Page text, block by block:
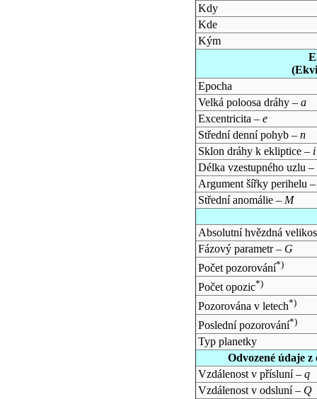
Kdy
Kde
Kým
Epocha
Velká poloosa dráhy – a
Excentricita – e
Střední denní pohyb – n
Sklon dráhy k ekliptice – i
Délka vzestupného uzlu –
Argument šířky perihelu
Střední anomálie – M
Absolutní hvězdná
Fázový parametr – G
Počet pozorování*)
Počet opozic*)
Pozorována v letech*)
Poslední pozorování*)
Typ planetky
Odvozené údaje
Vzdálenost v přísluní – q
Vzdálenost v odsluní – Q